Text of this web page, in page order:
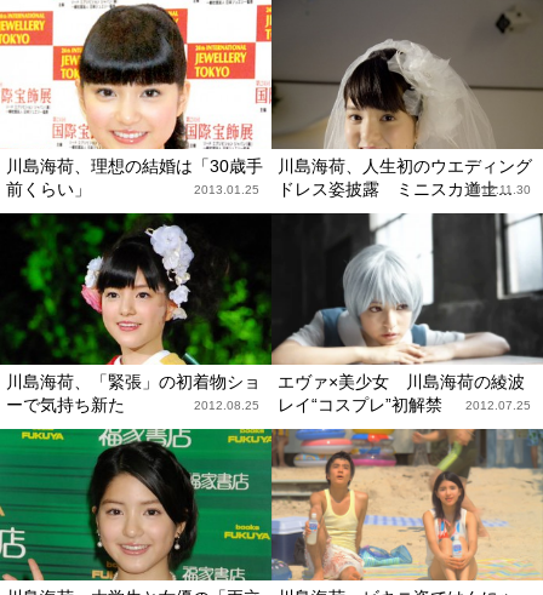
川島海荷、理想の結婚は「30歳手
前くらい」
2013.01.25
川島海荷、人生初のウエディング
ドレス姿披露 ミニスカ道士...
2012.11.30
川島海荷、「緊張」の初着物ショ
ーで気持ち新た
2012.08.25
エヴァ×美少女 川島海荷の綾波
レイ“コスプレ”初解禁
2012.07.25